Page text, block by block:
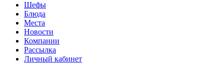
Шефы
Блюда
Места
Новости
Компании
Рассылка
Личный кабинет